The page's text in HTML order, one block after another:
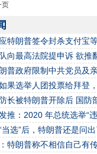
页
特朗普签令封杀支付宝
向最高法院提申诉 欲推
普政府限制中共党员及
果选举人团投票给拜
长被特朗普开除后 国防
推：2020 年总统选举“
当选”后，特朗普还是问
特朗普称不相信自己有